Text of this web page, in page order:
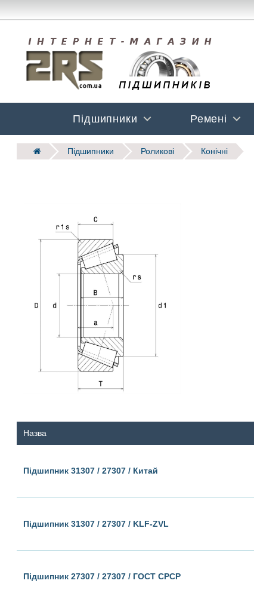
Підшипники Ремені
Підшипники Роликові Конічні
Назва
Підшипник 31307 / 27307 / Китай
Підшипник 31307 / 27307 / KLF-ZVL
Підшипник 27307 / 27307 / ГОСТ СРСР